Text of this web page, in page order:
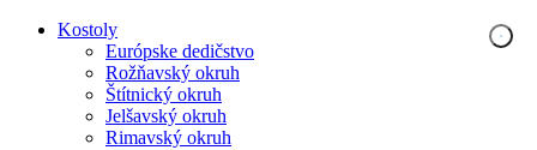
Kostoly
Európske dedičstvo
Rožňavský okruh
Štítnický okruh
Jelšavský okruh
Rimavský okruh